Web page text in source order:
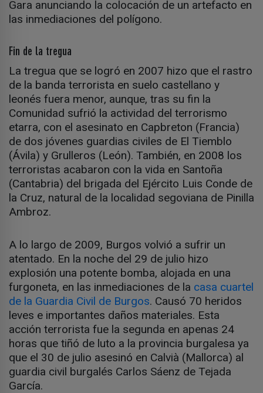
Gara anunciando la colocación de un artefacto en
las inmediaciones del polígono.
Fin de la tregua
La tregua que se logró en 2007 hizo que el rastro
de la banda terrorista en suelo castellano y
leonés fuera menor, aunque, tras su fin la
Comunidad sufrió la actividad del terrorismo
etarra, con el asesinato en Capbreton (Francia)
de dos jóvenes guardias civiles de El Tiemblo
(Ávila) y Grulleros (León). También, en 2008 los
terroristas acabaron con la vida en Santoña
(Cantabria) del brigada del Ejército Luis Conde de
la Cruz, natural de la localidad segoviana de Pinilla
Ambroz.
A lo largo de 2009, Burgos volvió a sufrir un
atentado. En la noche del 29 de julio hizo
explosión una potente bomba, alojada en una
furgoneta, en las inmediaciones de la casa cuartel
de la Guardia Civil de Burgos. Causó 70 heridos
leves e importantes daños materiales. Esta
acción terrorista fue la segunda en apenas 24
horas que tiñó de luto a la provincia burgalesa ya
que el 30 de julio asesinó en Calvià (Mallorca) al
guardia civil burgalés Carlos Sáenz de Tejada
García.